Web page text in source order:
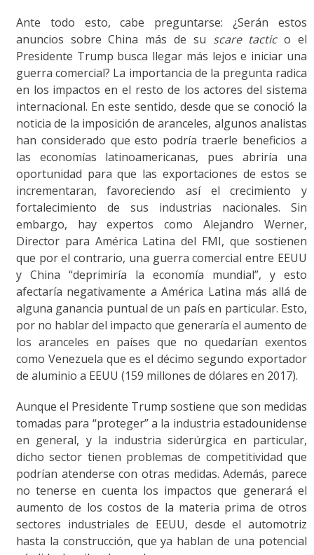
Ante todo esto, cabe preguntarse: ¿Serán estos
anuncios sobre China más de su scare tactico el
Presidente Trump busca llegar más lejos e iniciar una
guerra comercial? La importancia de la pregunta radica
en los impactos en el resto de los actores del sistema
internacional. En este sentido, desde que se conoció la
noticia de la imposición de aranceles, algunos analistas
han considerado que esto podría traerle beneficios a
las economías latinoamericanas, pues abriría una
oportunidad para que las exportaciones de estos se
incrementaran, favoreciendo así el crecimiento y
fortalecimiento de sus industrias nacionales. Sin
embargo, hay expertos como Alejandro Werner,
Director para América Latina del FMI, que sostienen
que por el contrario, una guerra comercial entre EEUU
y China “deprimiría la economía mundial”, y esto
afectaría negativamente a América Latina más allá de
alguna ganancia puntual de un país en particular. Esto,
por no hablar del impacto que generaría el aumento de
los aranceles en países que no quedarían exentos
como Venezuela que es el décimo segundo exportador
de aluminio a EEUU (159 millones de dólares en 2017).
Aunque el Presidente Trump sostiene que son medidas
tomadas para “proteger” a la industria estadounidense
en general, y la industria siderúrgica en particular,
dicho sector tienen problemas de competitividad que
podrían atenderse con otras medidas. Además, parece
no tenerse en cuenta los impactos que generará el
aumento de los costos de la materia prima de otros
sectores industriales de EEUU, desde el automotriz
hasta la construcción, que ya hablan de una potencial